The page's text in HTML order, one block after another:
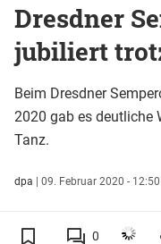
Dresdner
jubiliert
Beim Dresdner
2020 gab es deutliche
Tanz.
dpa | 09. Februar 2020 -
0